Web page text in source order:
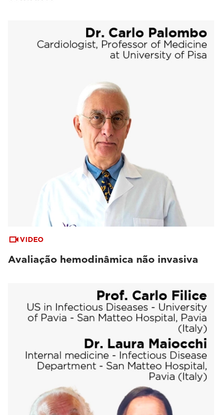
VIDEO
Avaliação hemodinâmica não invasiva